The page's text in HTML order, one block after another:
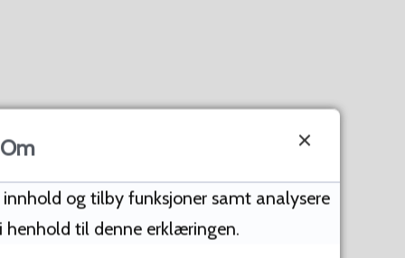
Om
og tilby funksjoner samt analysere
henhold til denne erklæringen.